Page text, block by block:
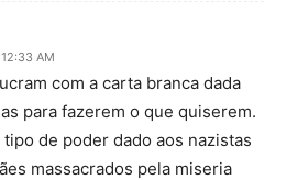
AM
com a carta branca dada
para fazerem o que quiserem.
tipo de poder dado aos nazistas
massacrados pela miseria